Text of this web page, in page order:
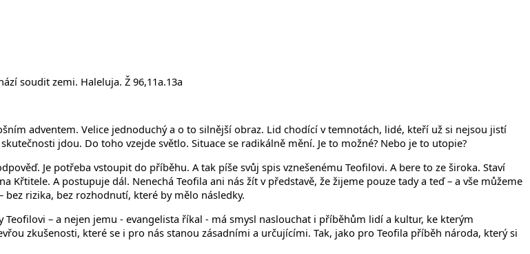
soudit zemi. Haleluja. Ž 96,11a.13a
adventem. Velice jednoduchý a o to silnější obraz. Lid chodící v temnotách, lidé, kteří už si nejsou jistí
jdou. Do toho vzejde světlo. Situace se radikálně mění. Je to možné? Nebo je to utopie?
Je potřeba vstoupit do příběhu. A tak píše svůj spis vznešenému Teofilovi. A bere to ze široka. Staví
Křtitele. A postupuje dál. Nenechá Teofila ani nás žít v představě, že žijeme pouze tady a teď – a vše můžeme
rizika, bez rozhodnutí, které by mělo následky.
– a nejen jemu - evangelista říkal - má smysl naslouchat i příběhům lidí a kultur, ke kterým
zkušenosti, které se i pro nás stanou zásadními a určujícími. Tak, jako pro Teofila příběh národa, který si